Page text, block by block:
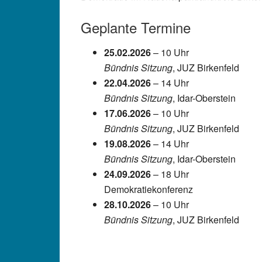
Geplante Termine
25.02.2026– 10 Uhr
Bündnis Sitzung, JUZ Birkenfeld
22.04.2026– 14 Uhr
Bündnis Sitzung, Idar-Oberstein
17.06.2026– 10 Uhr
Bündnis Sitzung, JUZ Birkenfeld
19.08.2026– 14 Uhr
Bündnis Sitzung, Idar-Oberstein
24.09.2026– 18 Uhr
Demokratiekonferenz
28.10.2026– 10 Uhr
Bündnis Sitzung, JUZ Birkenfeld